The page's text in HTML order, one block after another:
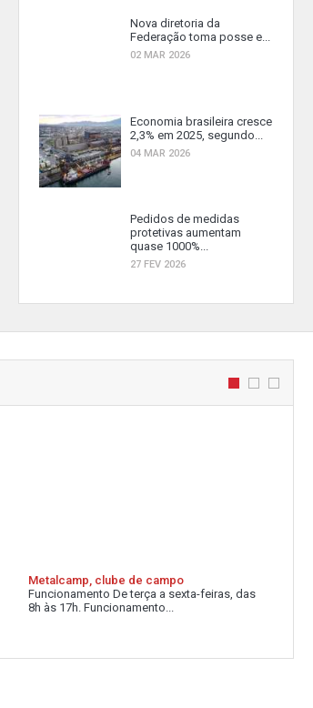
Nova diretoria da
Federação toma posse e...
02 MAR 2026
Economia brasileira cresce
2,3% em 2025, segundo...
04 MAR 2026
Pedidos de medidas
protetivas aumentam
quase 1000%...
27 FEV 2026
Metalcamp, clube de campo
Funcionamento De terça a sexta-feiras, das
8h às 17h. Funcionamento...